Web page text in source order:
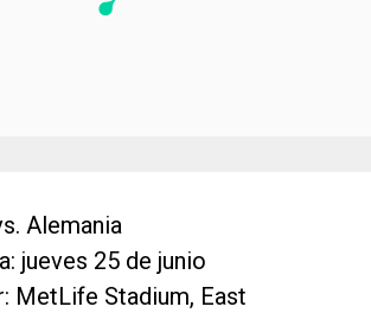
Alemania
jueves 25 de junio
MetLife Stadium, East